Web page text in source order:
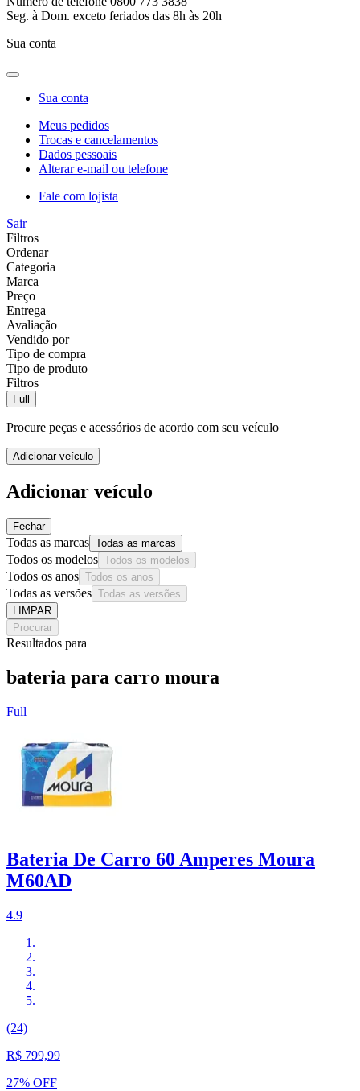
Seg. à Dom. exceto feriados das 8h às 20h
Sua conta
Sua conta
Meus pedidos
Trocas e cancelamentos
Dados pessoais
Alterar e-mail ou telefone
Fale com lojista
Sair
Filtros
Ordenar
Categoria
Marca
Preço
Entrega
Avaliação
Vendido por
Tipo de compra
Tipo de produto
Filtros
Full
Procure peças e acessórios de acordo com seu veículo
Adicionar veículo
Adicionar veículo
Fechar
Todas as marcas Todas as marcas
Todos os modelos Todos os modelos
Todos os anos Todos os anos
Todas as versões Todas as versões
LIMPAR
Procurar
Resultados para
bateria para carro moura
Full
Bateria De Carro 60 Amperes Moura
M60AD
4.9
(24)
R$ 799,99
27% OFF